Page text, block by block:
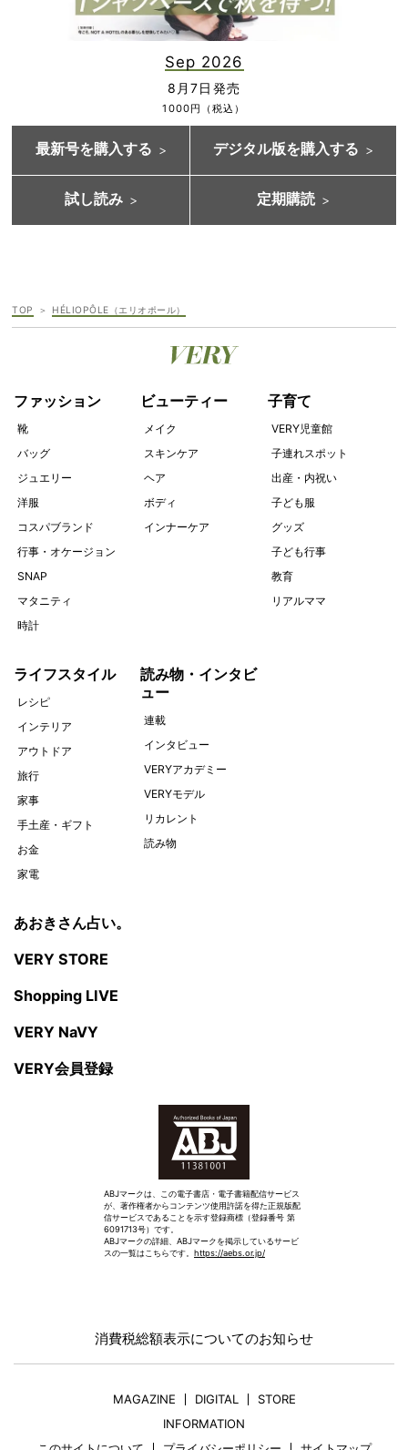
Sep 2026
8月7日発売
1000円（税込）
最新号を購入する デジタル版を購入する
試し読み 定期購読
TOP HÉLIOPÔLE（エリオポール）
ファッション
靴
バッグ
ジュエリー
洋服
コスパブランド
行事・オケージョン
SNAP
マタニティ
時計
ビューティー
メイク
スキンケア
ヘア
ボディ
インナーケア
子育て
VERY児童館
子連れスポット
出産・内祝い
子ども服
グッズ
子ども行事
教育
リアルママ
ライフスタイル
レシピ
インテリア
アウトドア
旅行
家事
手土産・ギフト
お金
家電
読み物・インタビ
ュー
連載
インタビュー
VERYアカデミー
VERYモデル
リカレント
読み物
あおきさん占い。
VERY STORE
Shopping LIVE
VERY NaVY
VERY会員登録
ABJマークは、この電子書店・電子書籍配信サービス
が、著作権者からコンテンツ使用許諾を得た正規版配
信サービスであることを示す登録商標（登録番号 第
6091713号）です。
ABJマークの詳細、ABJマークを掲示しているサービ
スの一覧はこちらです。 https://aebs.or.jp/
消費税総額表示についてのお知らせ
MAGAZINE DIGITAL
STORE
INFORMATION